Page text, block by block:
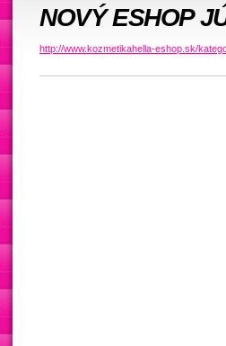
NOVÝ ESHOP
http://www.kozmetikahella-eshop.sk/